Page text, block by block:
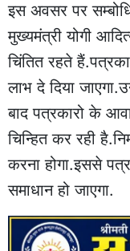
इस अवसर पर
मुख्यमंत्री योगी
चिंतित रहते
लाभ दे दिया
बाद पत्रकारो के
चिन्हित कर रही
करना होगा.इससे
समाधान हो जाएगा.